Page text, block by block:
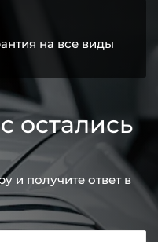
на все виды
остались
и получите ответ в